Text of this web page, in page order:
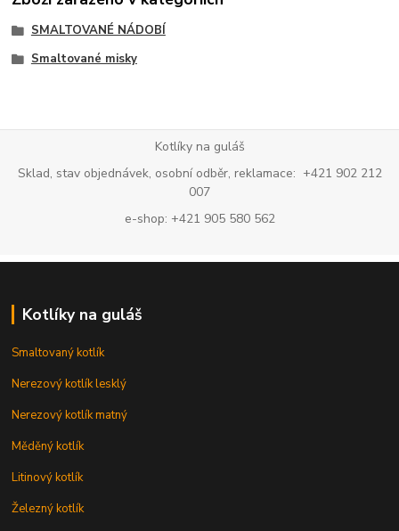
SMALTOVANÉ NÁDOBÍ
Smaltované misky
Kotlíky na guláš
Sklad, stav objednávek, osobní odběr, reklamace: +421 902 212
007
e-shop: +421 905 580 562
Kotlíky na guláš
Smaltovaný kotlík
Nerezový kotlík lesklý
Nerezový kotlík matný
Měděný kotlík
Litinový kotlík
Železný kotlík